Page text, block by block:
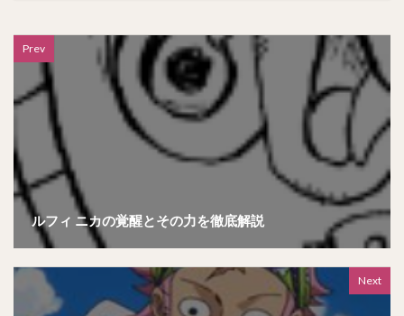
Prev
ルフィ ニカの覚醒とその力を徹底解説
Next